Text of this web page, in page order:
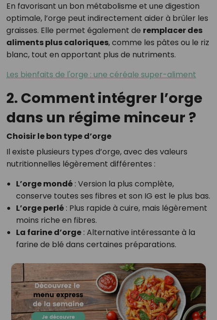
En favorisant un bon métabolisme et une digestion
optimale, l’orge peut indirectement aider à brûler les
graisses. Elle permet également de remplacer des
aliments plus caloriques, comme les pâtes ou le riz
blanc, tout en apportant plus de nutriments.
Les bienfaits de l'orge : une céréale super-aliment
2. Comment intégrer l’orge
dans un régime minceur ?
Choisir le bon type d’orge
Il existe plusieurs types d’orge, avec des valeurs
nutritionnelles légèrement différentes :
L’orge mondé: Version la plus complète,
conserve toutes ses fibres et son IG est le plus bas.
L’orge perlé: Plus rapide à cuire, mais légèrement
moins riche en fibres.
La farine d’orge: Alternative intéressante à la
farine de blé dans certaines préparations.